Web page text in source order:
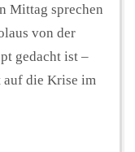
Mittag sprechen
von der
gedacht ist –
auf die Krise im